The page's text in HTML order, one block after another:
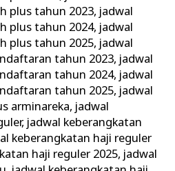
plus tahun 2023, jadwal
plus tahun 2024, jadwal
plus tahun 2025, jadwal
tahun 2023, jadwal
tahun 2024, jadwal
tahun 2025, jadwal
arminareka, jadwal
, jadwal keberangkatan
keberangkatan haji reguler
haji reguler 2025, jadwal